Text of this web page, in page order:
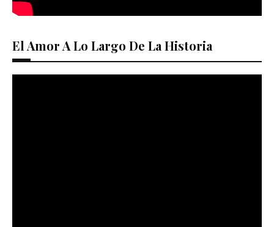
El Amor A Lo Largo De La Historia